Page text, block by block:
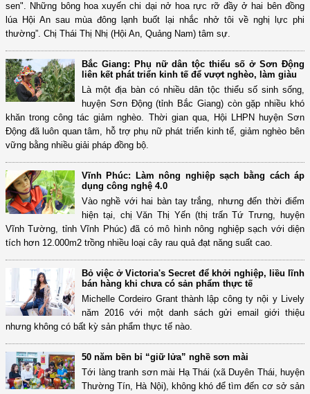
sen". Những bông hoa xuyến chi dại nở hoa rực rỡ đầy ở hai bên đồng
lúa Hội An sau mùa đông lạnh buốt lại nhắc nhở tôi về nghị lực phi
thường”. Chị Thái Thị Nhị (Hội An, Quảng Nam) tâm sự.
Bắc Giang: Phụ nữ dân tộc thiểu số ở Sơn Động
liên kết phát triển kinh tế để vượt nghèo, làm giàu
Là một địa bàn có nhiều dân tộc thiểu số sinh sống,
huyện Sơn Động (tỉnh Bắc Giang) còn gặp nhiều khó
khăn trong công tác giảm nghèo. Thời gian qua, Hội LHPN huyện Sơn
Động đã luôn quan tâm, hỗ trợ phụ nữ phát triển kinh tế, giảm nghèo bên
vững bằng nhiều giải pháp đồng bộ.
Vĩnh Phúc: Làm nông nghiệp sạch bằng cách áp
dụng công nghệ 4.0
Vào nghề với hai bàn tay trắng, nhưng đến thời điểm
hiện tại, chị Văn Thị Yến (thị trấn Tứ Trưng, huyện
Vĩnh Tường, tỉnh Vĩnh Phúc) đã có mô hình nông nghiệp sạch với diện
tích hơn 12.000m2 trồng nhiều loại cây rau quả đạt năng suất cao.
Bỏ việc ở Victoria's Secret để khởi nghiệp, liều lĩnh
bán hàng khi chưa có sản phẩm thực tế
Michelle Cordeiro Grant thành lập công ty nội y Lively
năm 2016 với một danh sách gửi email giới thiệu
nhưng không có bất kỳ sản phẩm thực tế nào.
50 năm bền bỉ “giữ lửa” nghề sơn mài
Tới làng tranh sơn mài Hạ Thái (xã Duyên Thái, huyện
Thường Tín, Hà Nội), không khó để tìm đến cơ sở sản